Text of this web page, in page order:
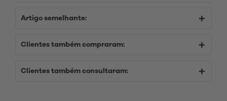
Artigo semelhante:
Clientes também compraram:
Clientes também consultaram: